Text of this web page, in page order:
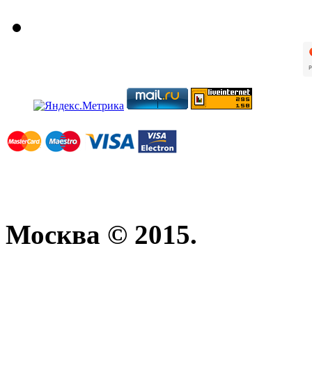
Москва © 2015.